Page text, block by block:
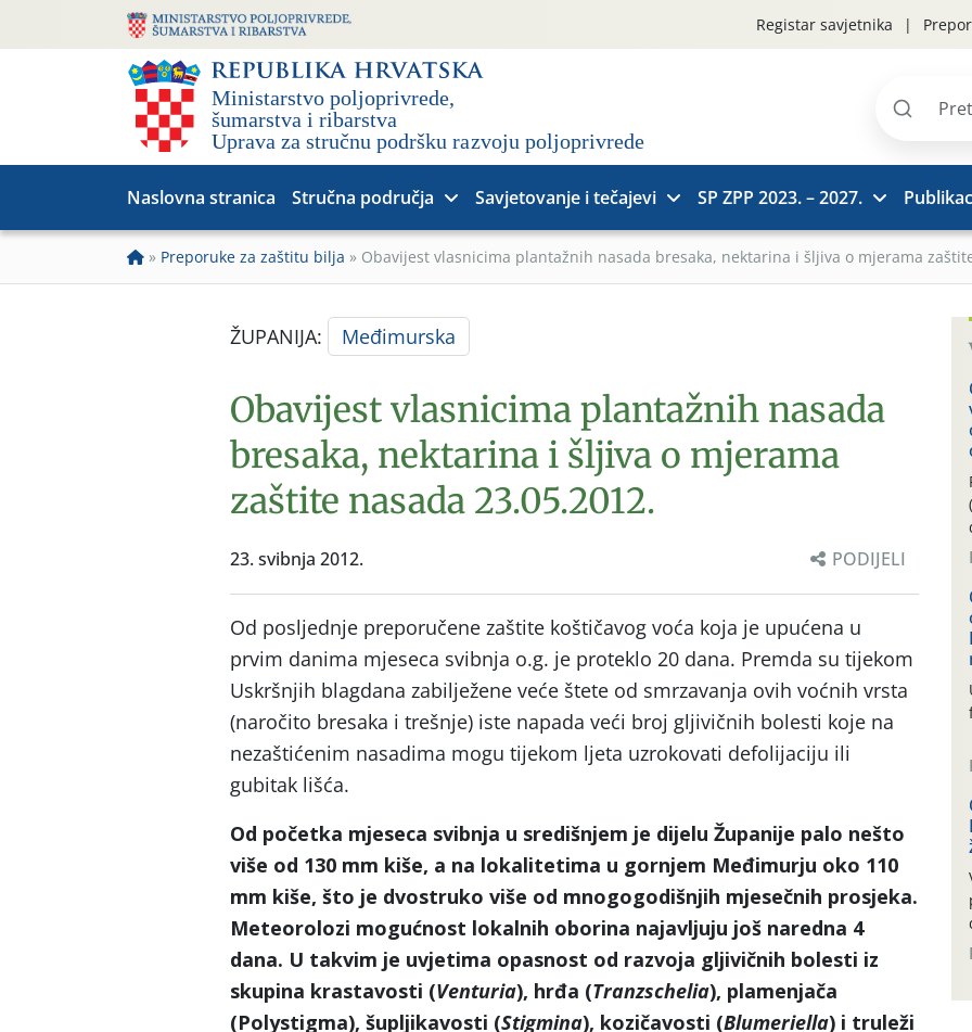
Registar savjetnika
Pretraži
Naslovna stranica Stručna područja Savjetovanje i tečajevi SP ZPP 2023. – 2027.
» Preporuke za zaštitu bilja » Obavijest vlasnicima plantažnih nasada bresaka, nektarina i šljiva o mjerama
ŽUPANIJA: Međimurska
Obavijest vlasnicima plantažnih nasada
bresaka, nektarina i šljiva o mjerama
zaštite nasada 23.05.2012.
23. svibnja 2012. PODIJELI
Od posljednje preporučene zaštite koštičavog voća koja je upućena u
prvim danima mjeseca svibnja o.g. je proteklo 20 dana. Premda su tijekom
Uskršnjih blagdana zabilježene veće štete od smrzavanja ovih voćnih vrsta
(naročito bresaka i trešnje) iste napada veći broj gljivičnih bolesti koje na
nezaštićenim nasadima mogu tijekom ljeta uzrokovati defolijaciju ili
gubitak lišća.
Od početka mjeseca svibnja u središnjem je dijelu Županije palo nešto
više od 130 mm kiše, a na lokalitetima u gornjem Međimurju oko 110
mm kiše, što je dvostruko više od mnogogodišnjih mjesečnih prosjeka.
Meteorolozi mogućnost lokalnih oborina najavljuju još naredna 4
dana. U takvim je uvjetima opasnost od razvoja gljivičnih bolesti iz
skupina krastavosti (Venturia), hrđa (Tranzschelia), plamenjača
(Polystigma), šupljikavosti (Stigmina), kozičavosti (Blumeriella) i truleži